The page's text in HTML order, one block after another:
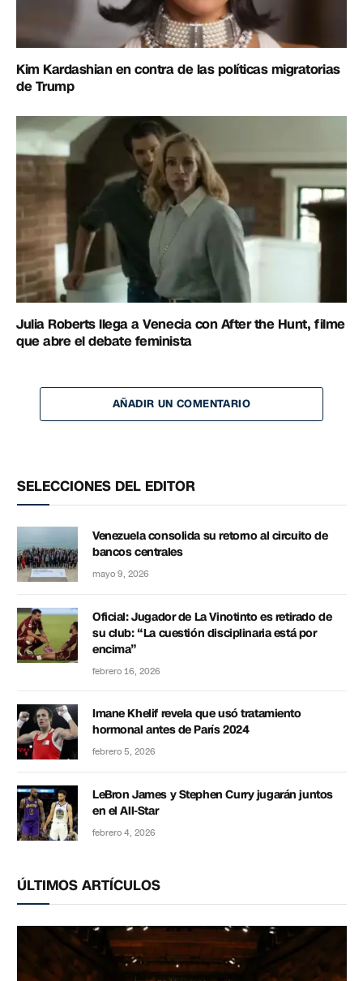
Kim Kardashian en contra de las políticas migratorias
de Trump
Julia Roberts llega a Venecia con After the Hunt, filme
que abre el debate feminista
AÑADIR UN COMENTARIO
SELECCIONES DEL EDITOR
Venezuela consolida su retorno al circuito de
bancos centrales
mayo 9, 2026
Oficial: Jugador de La Vinotinto es retirado de
su club: “La cuestión disciplinaria está por
encima”
febrero 16, 2026
Imane Khelif revela que usó tratamiento
hormonal antes de París 2024
febrero 5, 2026
LeBron James y Stephen Curry jugarán juntos
en el All-Star
febrero 4, 2026
ÚLTIMOS ARTÍCULOS